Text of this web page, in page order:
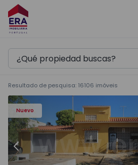
Resultado de pesquisa: 16106 imóveis
Nuevo
Anterior